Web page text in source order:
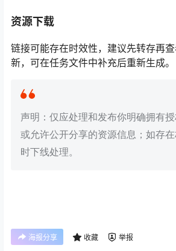
资源下载
链接可能存在时效性，建议先转存再
新，可在任务文件中补充后重新生成。
声明：仅应处理和发布你明确拥有
或允许公开分享的资源信息；如存
时下线处理。
海报分享 收藏 举报